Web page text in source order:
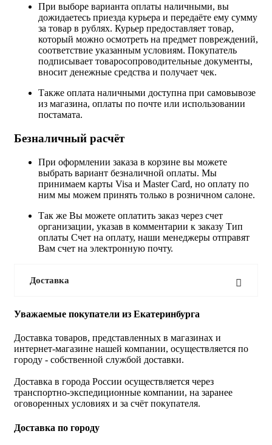
При выборе варианта оплаты наличными, вы
дожидаетесь приезда курьера и передаёте ему сумму
за товар в рублях. Курьер предоставляет товар,
который можно осмотреть на предмет повреждений,
соответствие указанным условиям. Покупатель
подписывает товаросопроводительные документы,
вносит денежные средства и получает чек.
Также оплата наличными доступна при самовывозе
из магазина, оплаты по почте или использовании
постамата.
Безналичный расчёт
При оформлении заказа в корзине вы можете
выбрать вариант безналичной оплаты. Мы
принимаем карты Visa и Master Card, но оплату по
ним мы можем принять только в розничном салоне.
Так же Вы можете оплатить заказ через счет
организации, указав в комментарии к заказу Тип
оплаты Счет на оплату, наши менеджеры отправят
Вам счет на электронную почту.
Доставка
Уважаемые покупатели из Екатеринбурга
Доставка товаров, представленных в магазинах и
интернет-магазине нашей компании, осуществляется по
городу - собственной службой доставки.
Доставка в города России осуществляется через
транспортно-экспедиционные компании, на заранее
оговоренных условиях и за счёт покупателя.
Доставка по городу